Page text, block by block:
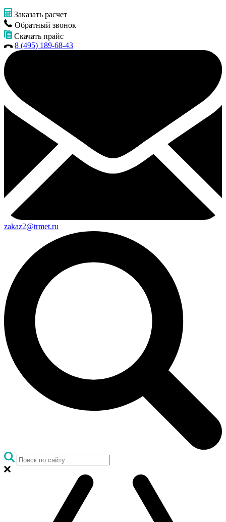
Заказать расчет
Обратный звонок
Скачать прайс
8 (495) 189-68-43
zakaz2@trmet.ru